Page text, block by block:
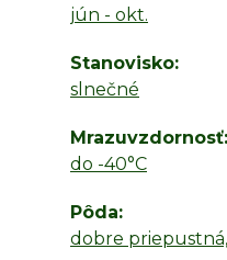
jún - okt.
Stanovisko
slnečné
Mrazuvzdornosť
do -40°C
Pôda
dobre